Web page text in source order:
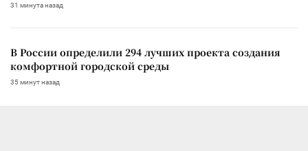
31 минута назад
В России определили 294 лучших проекта создания
комфортной городской среды
35 минут назад